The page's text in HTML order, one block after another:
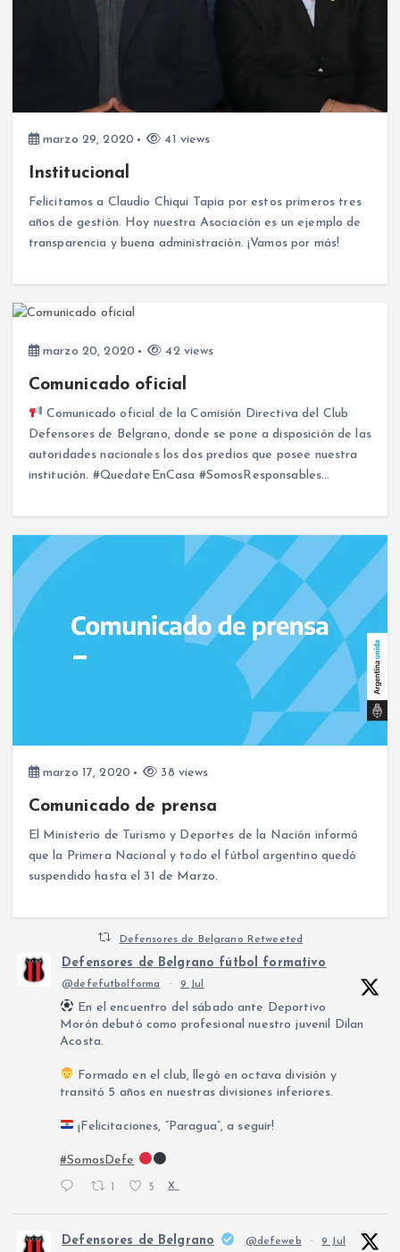
marzo 29, 2020 41 views
Institucional
Felicitamos a Claudio Chiqui Tapia por estos primeros tres
años de gestión. Hoy nuestra Asociación es un ejemplo de
transparencia y buena administración. ¡Vamos por más!
marzo 20, 2020 42 views
Comunicado oficial
Comunicado oficial de la Comisión Directiva del Club
Defensores de Belgrano, donde se pone a disposición de las
autoridades nacionales los dos predios que posee nuestra
institución. #QuedateEnCasa #SomosResponsables…
marzo 17, 2020 38 views
Comunicado de prensa
El Ministerio de Turismo y Deportes de la Nación informó
que la Primera Nacional y todo el fútbol argentino quedó
suspendido hasta el 31 de Marzo.
Defensores de Belgrano Retweeted
Defensores de Belgrano fútbol formativo
@defefutbolforma · 9 Jul
En el encuentro del sábado ante Deportivo
Morón debutó como profesional nuestro juvenil Dilan
Acosta.
Formado en el club, llegó en octava división y
transitó 5 años en nuestras divisiones inferiores.
¡Felicitaciones, “Paragua”, a seguir!
#SomosDefe
1 5 X
Defensores de Belgrano @defeweb · 9 Jul